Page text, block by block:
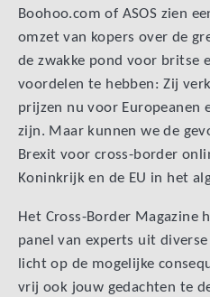
Boohoo.com of ASOS zien
omzet van kopers over de
de zwakke pond voor britse
voordelen te hebben: Zij
prijzen nu voor Europeanen
zijn. Maar kunnen we de
Brexit voor cross-border
Koninkrijk en de EU in het
Het Cross-Border Magazine
panel van experts uit
licht op de mogelijke
vrij ook jouw gedachten te